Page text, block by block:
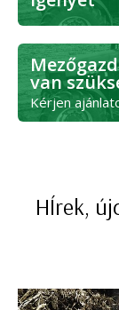
van
Kérjen
HÍrek,